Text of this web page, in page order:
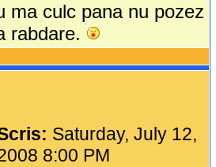
ma culc pana nu pozez
rabdare.
Saturday, July 12,
8:00 PM